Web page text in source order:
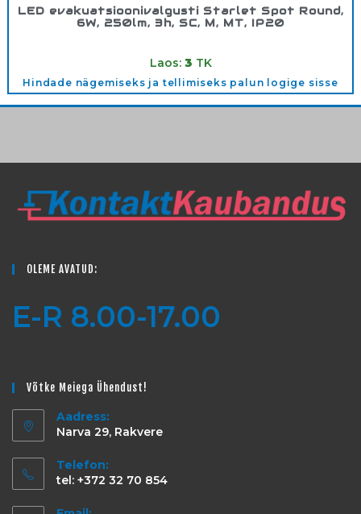
LED evakuatsioonivalgusti Starlet Spot Round,
6W, 250lm, 3h, SC, M, MT, IP20
Laos: 3 TK
Hindade nägemiseks ja tellimiseks palun logige sisse
OLEME AVATUD:
E-R 8.00-17.00
Võtke Meiega Ühendust!
Aadress:
Narva 29, Rakvere
Telefon:
tel: +372 32 70 854